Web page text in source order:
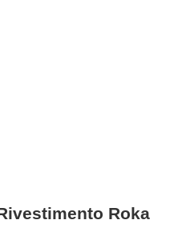
Roka